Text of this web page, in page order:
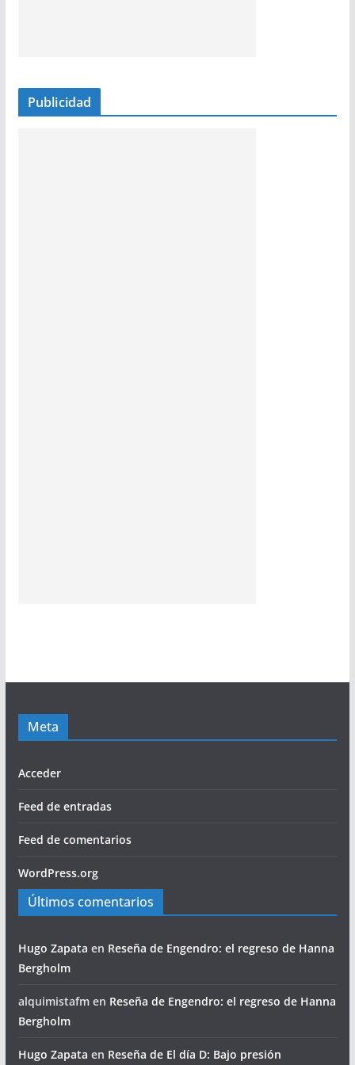
Publicidad
Meta
Acceder
Feed de entradas
Feed de comentarios
WordPress.org
Últimos comentarios
Hugo Zapata en Reseña de Engendro: el regreso de Hanna
Bergholm
alquimistafmen Reseña de Engendro: el regreso de Hanna
Bergholm
Hugo Zapata en Reseña de El día D: Bajo presión